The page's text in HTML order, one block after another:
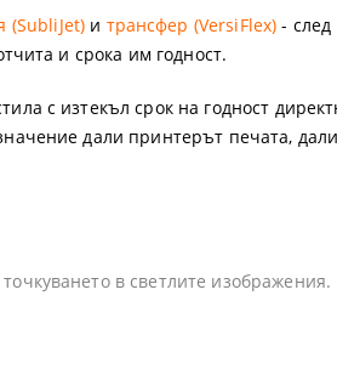
скенери POS/CAD/GIS
печат
(SubliJet) и трансфер (VersiFlex) - след
и срока им годност.
с изтекъл срок на годност
дали принтерът печата,
в светлите изображения.